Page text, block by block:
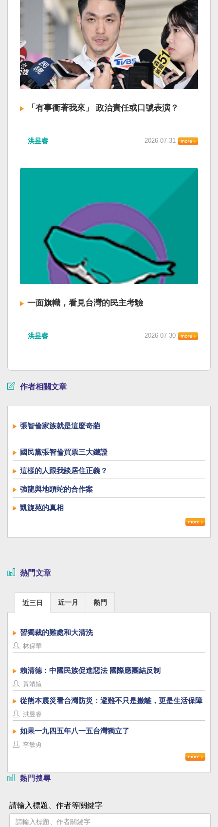
「有事衝著我來」 政治責任或口號表演？
洪昱睿 2026-07-31
一面旗幟，看見台灣的民主考驗
洪昱睿 2026-07-30
作者相關文章
張智倫家族就是這麼奇葩
國民黨張智倫買票三大鐵證
這樣的人跟我談居住正義？
強龍與地頭蛇的合作案
凱旋苑的真相
熱門文章
近三日 近一月 熱門
習獨裁的難處和大清洗
林保華
賴清德：中國民族促進惡法 國際應團結反制
黃靖媗
從熊本震災看台灣防災：避難不只是撤離，更是生活保障
洪昱睿
如果一九四五年八一五台灣獨立了
李敏勇
熱門搜尋
請輸入標題、作者等關鍵字